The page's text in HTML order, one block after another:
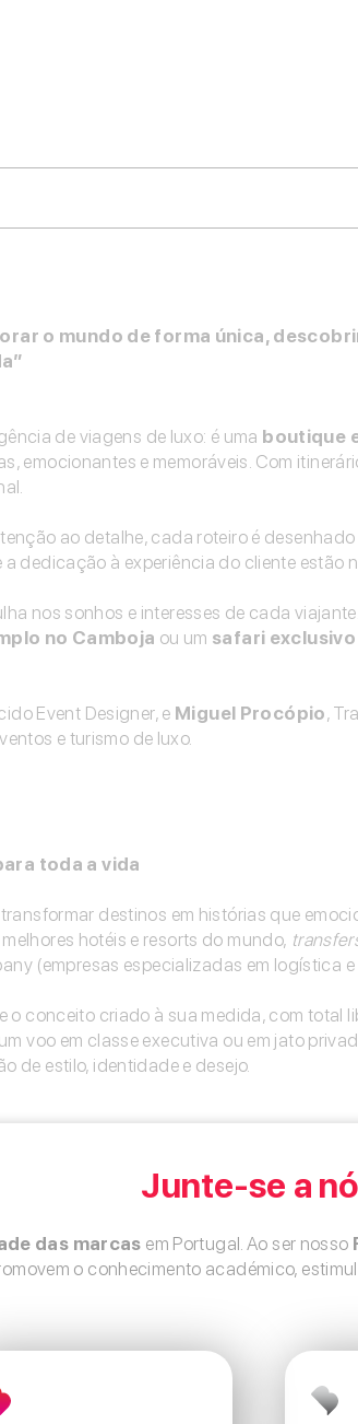
Junte-se a
das marcas em Portugal. Ao ser nosso
o conhecimento académico,
o mundo de forma única,
de viagens de luxo: é uma boutique
emocionantes e memoráveis. Com
ao detalhe, cada roteiro é
dedicação à experiência do cliente estão
nos sonhos e interesses de cada
no Camboja ou um safari
Event Designer, e Miguel Procópio,
e turismo de luxo.
toda a vida
destinos em histórias que
hotéis e resorts do mundo,
(empresas especializadas em logística
o conceito criado à sua medida, com total
voo em classe executiva ou em jato
de estilo, identidade e desejo.
Junte-se a
das marcas em Portugal. Ao ser nosso
o conhecimento académico,